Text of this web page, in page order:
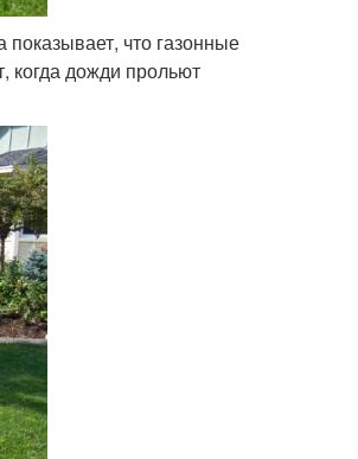
что газонные
когда дожди прольют